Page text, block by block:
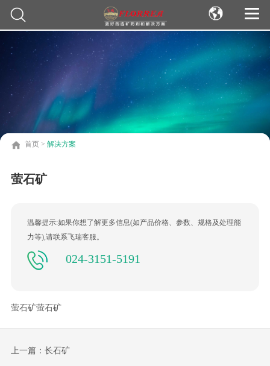
首页 > 解决方案
萤石矿
温馨提示:如果你想了解更多信息(如产品价格、参数、规格及处理能
力等),请联系飞瑞客服。
024-3151-5191
萤石矿萤石矿
上一篇： 长石矿